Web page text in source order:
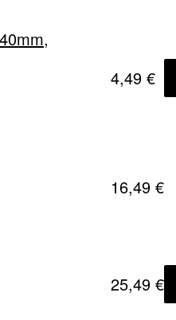
4,49 €
16,49 €
25,49 €